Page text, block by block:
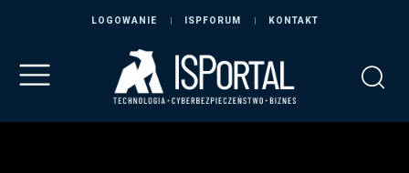
LOGOWANIE ISPFORUM KONTAKT